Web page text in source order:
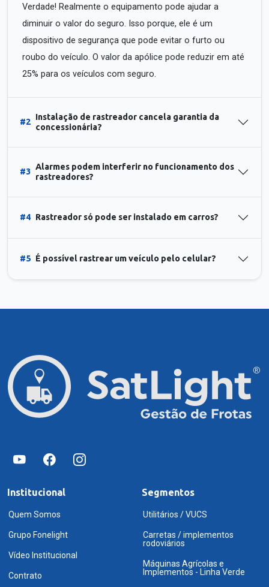
Verdade! Realmente o equipamento pode ajudar a
diminuir o valor do seguro. Isso porque, ele é um
dispositivo de segurança que pode evitar o furto ou
roubo do veículo. O valor da apólice pode reduzir em até
25% para os veículos com seguro.
#2
Instalação de rastreador cancela garantia da
concessionária?
#3
Alarmes podem interferir no funcionamento dos
rastreadores?
#4 Rastreador só pode ser instalado em carros?
#5 É possível rastrear um veículo pelo celular?
Institucional
Quem Somos
Grupo Fonelight
Vídeo Institucional
Contrato
Segmentos
Utilitários / VUCS
Carretas / implementos
rodoviários
Máquinas Agrícolas e
Implementos - Linha Verde